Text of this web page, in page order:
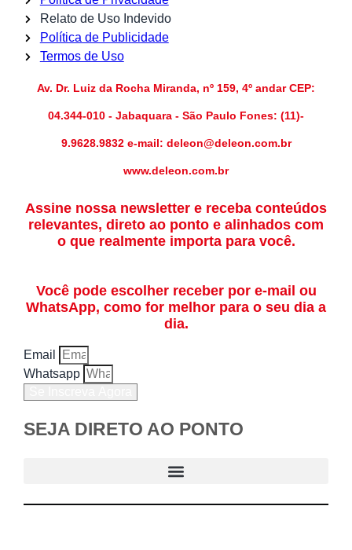
Relato de Uso Indevido
Política de Publicidade
Termos de Uso
Av. Dr. Luiz da Rocha Miranda, nº 159, 4º andar CEP:
04.344-010 - Jabaquara - São Paulo Fones: (11)-
9.9628.9832 e-mail: deleon@deleon.com.br
www.deleon.com.br
Assine nossa newsletter e receba conteúdos
relevantes, direto ao ponto e alinhados com
o que realmente importa para você.
Você pode escolher receber por e-mail ou
WhatsApp, como for melhor para o seu dia a
dia.
Email
Whatsapp
SEJA DIRETO AO PONTO